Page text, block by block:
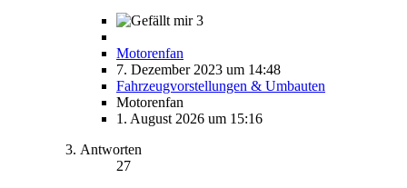
3
Motorenfan
7. Dezember 2023 um 14:48
Fahrzeugvorstellungen & Umbauten
Motorenfan
1. August 2026 um 15:16
Antworten
27